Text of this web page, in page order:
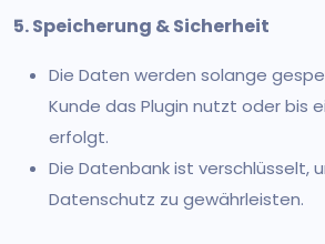
5. Speicherung & Sicherheit
Die Daten werden solange
Kunde das Plugin nutzt oder bis
erfolgt.
Die Datenbank ist verschlüsselt,
Datenschutz zu gewährleisten.